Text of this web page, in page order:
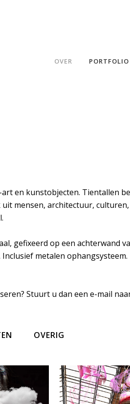
OVER PORTFOLIO
en kunstobjecten. Tientallen
mensen, architectuur,
gefixeerd op een achterwand
metalen
Stuurt u dan een e-mail
OVERIG